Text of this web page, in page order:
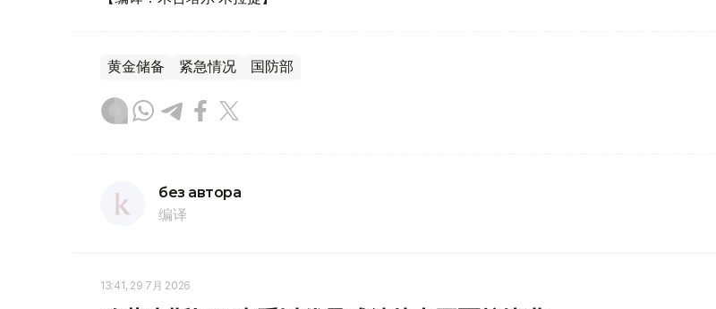
黄金储备 紧急情况 国防部
без автора
编译
13:41, 29 7月 2026